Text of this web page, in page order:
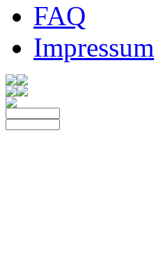
FAQ
Impressum